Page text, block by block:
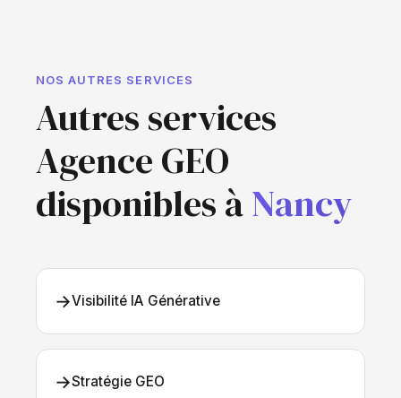
NOS AUTRES SERVICES
Autres services
Agence GEO
disponibles àNancy
→Visibilité IA Générative
→Stratégie GEO